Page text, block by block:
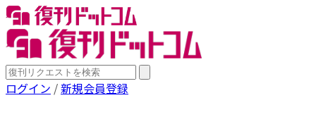
ログイン /新規会員登録